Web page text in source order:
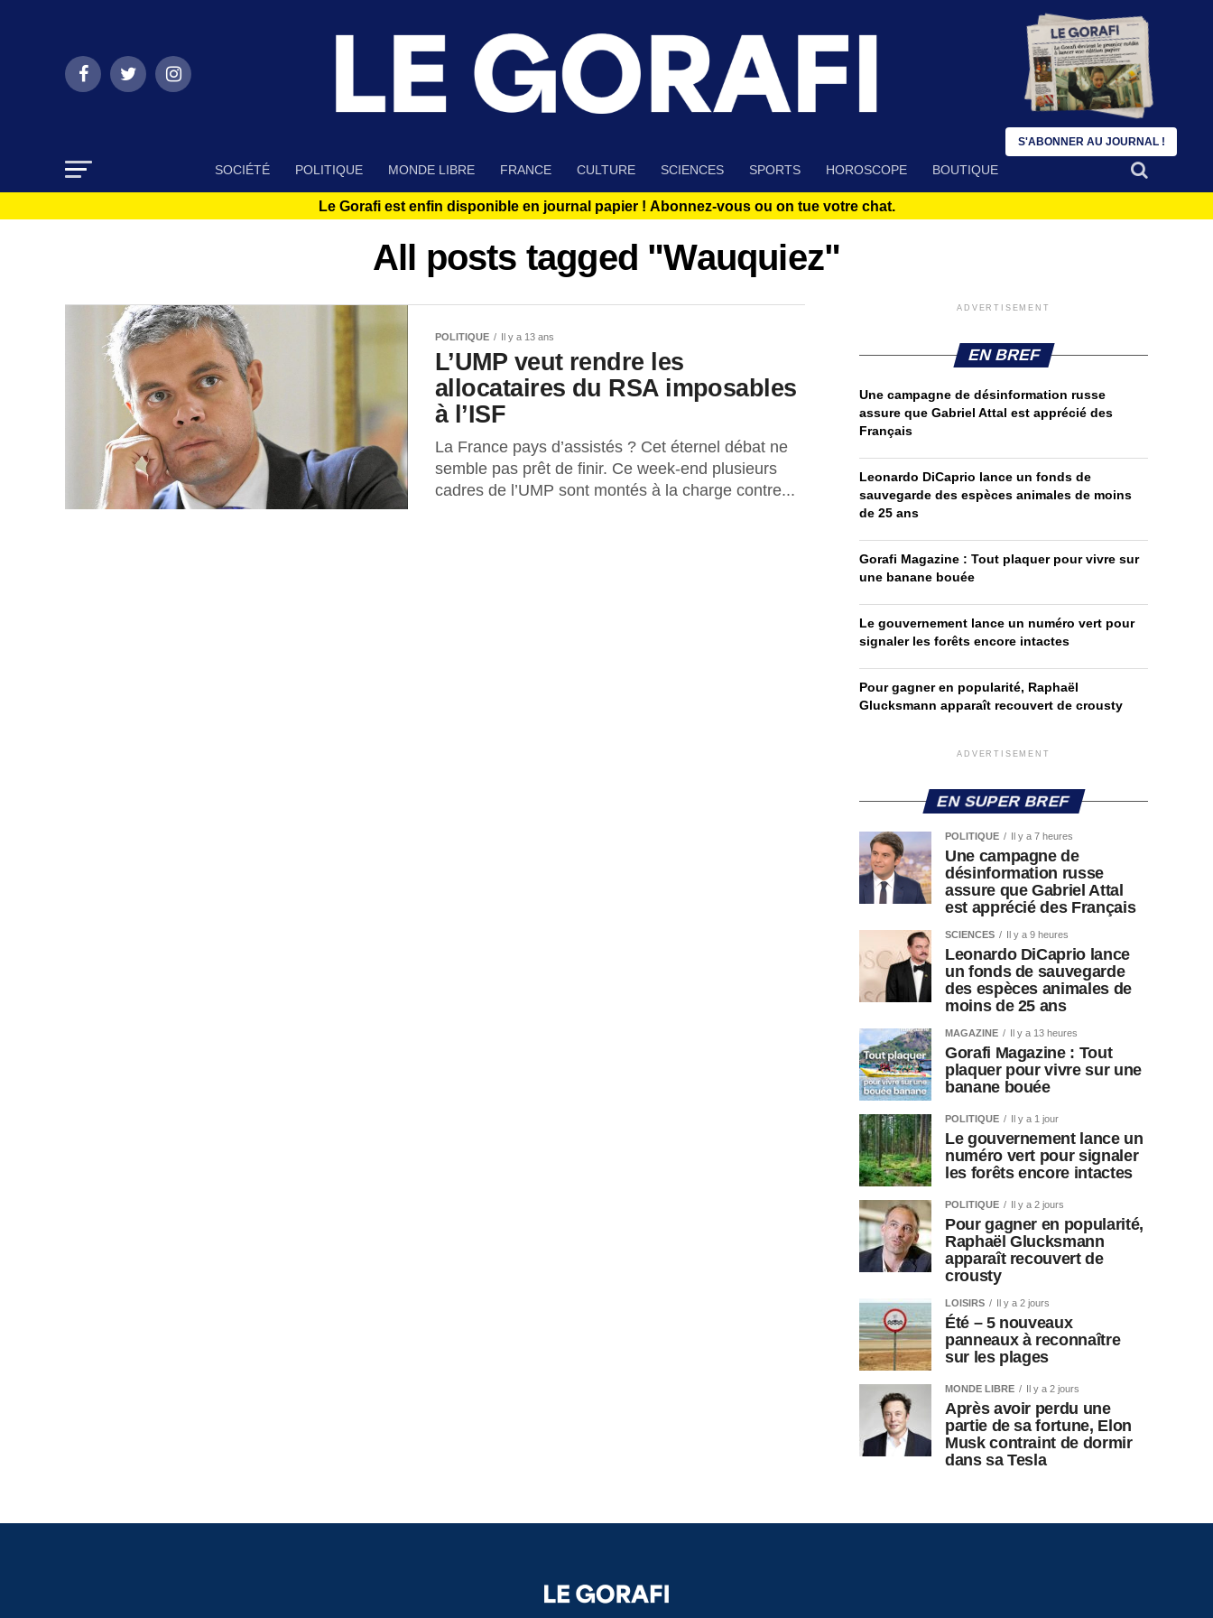
SOCIÉTÉ POLITIQUE MONDE LIBRE FRANCE CULTURE SCIENCES SPORTS HOROSCOPE BOUTIQUE
Le Gorafi est enfin disponible en journal papier ! Abonnez-vous ou on tue votre chat.
All posts tagged "Wauquiez"
POLITIQUE Il y a 13 ans
L’UMP veut rendre les
allocataires du RSA imposables
à l’ISF
La France pays d’assistés ? Cet éternel débat ne
semble pas prêt de finir. Ce week-end plusieurs
cadres de l’UMP sont montés à la charge contre...
ADVERTISEMENT
EN BREF
Une campagne de désinformation russe
assure que Gabriel Attal est apprécié des
Français
Leonardo DiCaprio lance un fonds de
sauvegarde des espèces animales de moins
de 25 ans
Gorafi Magazine : Tout plaquer pour vivre sur
une banane bouée
Le gouvernement lance un numéro vert pour
signaler les forêts encore intactes
Pour gagner en popularité, Raphaël
Glucksmann apparaît recouvert de crousty
ADVERTISEMENT
EN SUPER BREF
POLITIQUE Il y a 7 heures
Une campagne de
désinformation russe
assure que Gabriel Attal
est apprécié des Français
SCIENCES Il y a 9 heures
Leonardo DiCaprio lance
un fonds de sauvegarde
des espèces animales de
moins de 25 ans
MAGAZINE Il y a 13 heures
Gorafi Magazine : Tout
plaquer pour vivre sur une
banane bouée
POLITIQUE Il y a 1 jour
Le gouvernement lance un
numéro vert pour signaler
les forêts encore intactes
POLITIQUE Il y a 2 jours
Pour gagner en popularité,
Raphaël Glucksmann
apparaît recouvert de
crousty
LOISIRS Il y a 2 jours
Été – 5 nouveaux
panneaux à reconnaître
sur les plages
MONDE LIBRE Il y a 2 jours
Après avoir perdu une
partie de sa fortune, Elon
Musk contraint de dormir
dans sa Tesla
S'ABONNER AU JOURNAL !